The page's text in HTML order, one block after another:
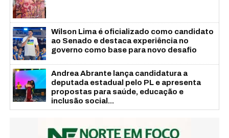
Wilson Lima é oficializado como candidato
ao Senado e destaca experiência no
governo como base para novo desafio
Andrea Abrante lança candidatura a
deputada estadual pelo PL e apresenta
propostas para saúde, educação e
inclusão social...